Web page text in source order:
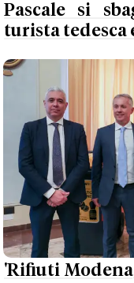
Pascale si
turista tedesca
'Rifiuti